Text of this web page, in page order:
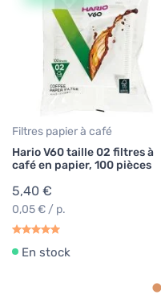
Filtres papier à café
Hario V60 taille 02 filtres à
café en papier, 100 pièces
5,40 €
0,05 € / p.
En stock